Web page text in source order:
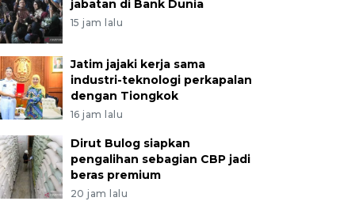
jabatan di Bank Dunia
15 jam lalu
Jatim jajaki kerja sama
industri-teknologi perkapalan
dengan Tiongkok
16 jam lalu
Dirut Bulog siapkan
pengalihan sebagian CBP jadi
beras premium
20 jam lalu